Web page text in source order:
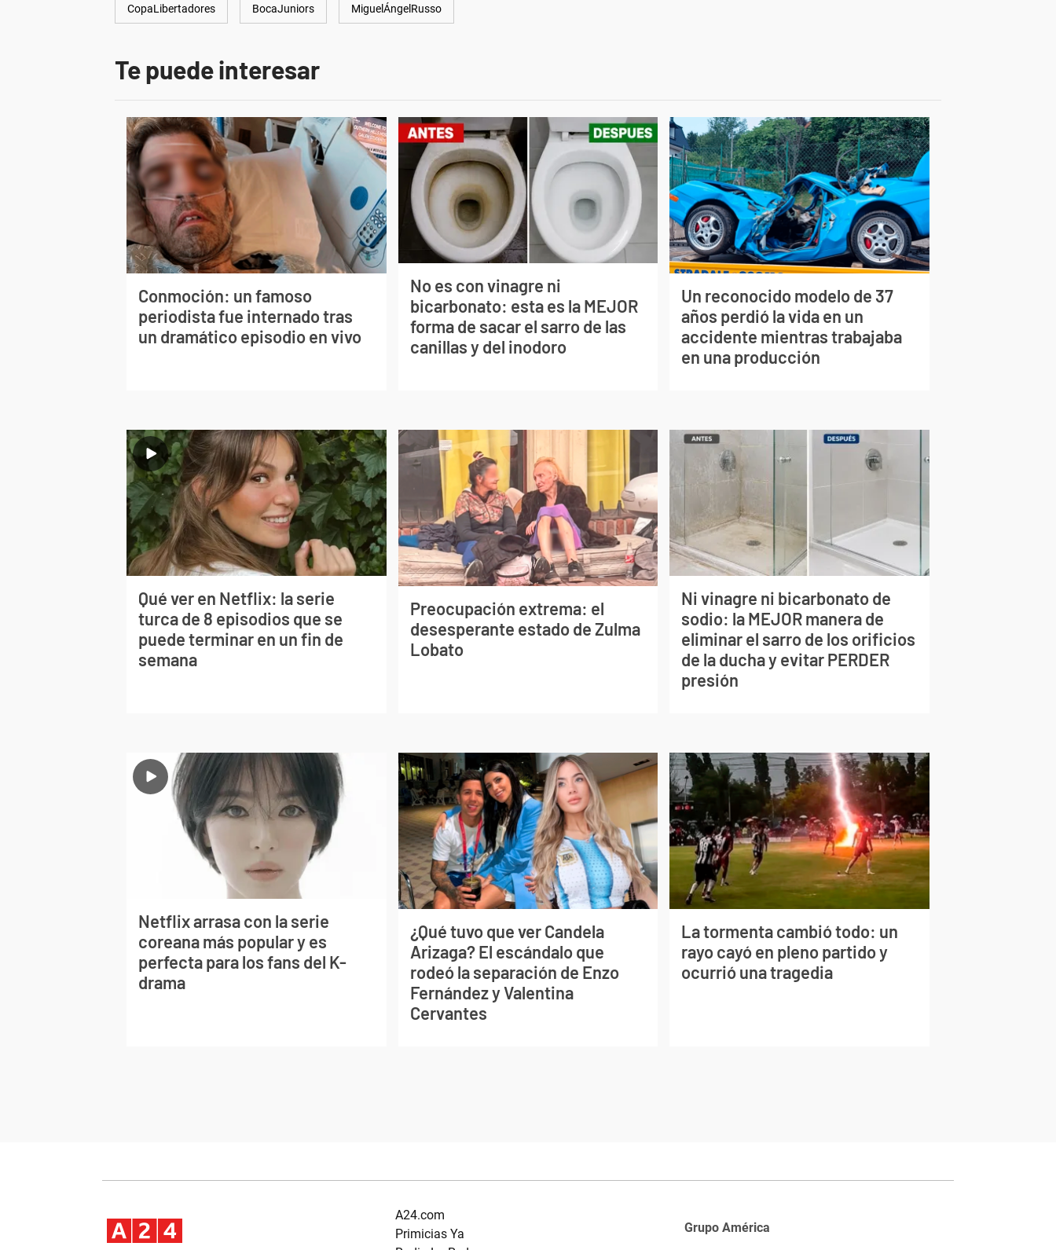
CopaLibertadores BocaJuniors MiguelÁngelRusso
Te puede interesar
Conmoción: un famoso
periodista fue internado tras
un dramático episodio en vivo
No es con vinagre ni
bicarbonato: esta es la MEJOR
forma de sacar el sarro de las
canillas y del inodoro
Un reconocido modelo de 37
años perdió la vida en un
accidente mientras trabajaba
en una producción
Qué ver en Netflix: la serie
turca de 8 episodios que se
puede terminar en un fin de
semana
Preocupación extrema: el
desesperante estado de Zulma
Lobato
Ni vinagre ni bicarbonato de
sodio: la MEJOR manera de
eliminar el sarro de los orificios
de la ducha y evitar PERDER
presión
Netflix arrasa con la serie
coreana más popular y es
perfecta para los fans del K-
drama
¿Qué tuvo que ver Candela
Arizaga? El escándalo que
rodeó la separación de Enzo
Fernández y Valentina
Cervantes
La tormenta cambió todo: un
rayo cayó en pleno partido y
ocurrió una tragedia
A24.com
Primicias Ya
Grupo América